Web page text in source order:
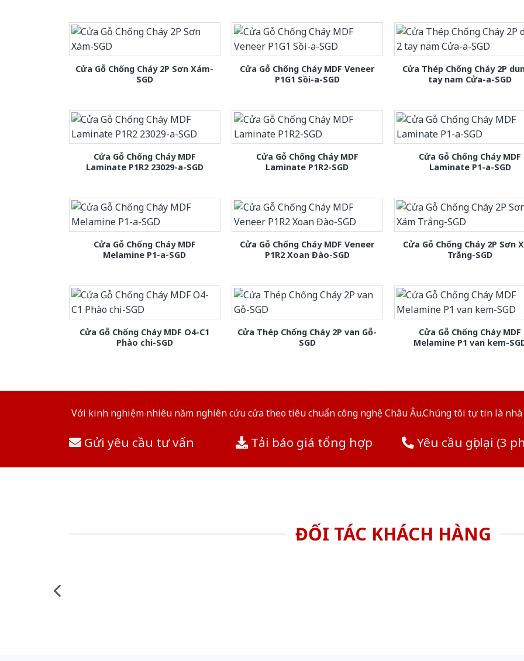
Cửa Gỗ Chống Cháy 2P Sơn Xám-
SGD
Cửa Gỗ Chống Cháy MDF Veneer
P1G1 Sồi-a-SGD
Cửa Thép Chống Cháy 2P
tay nam Cửa-a-SGD
Cửa Gỗ Chống Cháy MDF
Laminate P1R2 23029-a-SGD
Cửa Gỗ Chống Cháy MDF
Laminate P1R2-SGD
Cửa Gỗ Chống Cháy MDF
Laminate P1-a-SGD
Cửa Gỗ Chống Cháy MDF
Melamine P1-a-SGD
Cửa Gỗ Chống Cháy MDF Veneer
P1R2 Xoan Đào-SGD
Cửa Gỗ Chống Cháy 2P Sơn
Trắng-SGD
Cửa Gỗ Chống Cháy MDF O4-C1
Phào chi-SGD
Cửa Thép Chống Cháy 2P van Gỗ-
SGD
Cửa Gỗ Chống Cháy MDF
Melamine P1 van kem-
Với kinh nghiệm nhiêu năm nghiên cứu cửa theo tiêu chuẩn công nghệ Châu Âu.Chúng tôi tự tin là
Gửi yêu cầu tư vấn Tải báo giá tổng hợp Yêu cầu gọi lại (3
ĐỐI TÁC KHÁCH HÀNG